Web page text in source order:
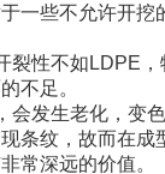
一些不允许开挖
裂性不如LDPE
不足。
会发生老化，变
条纹，故而在
常深远的价值。